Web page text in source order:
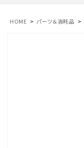
HOME パーツ＆消耗品